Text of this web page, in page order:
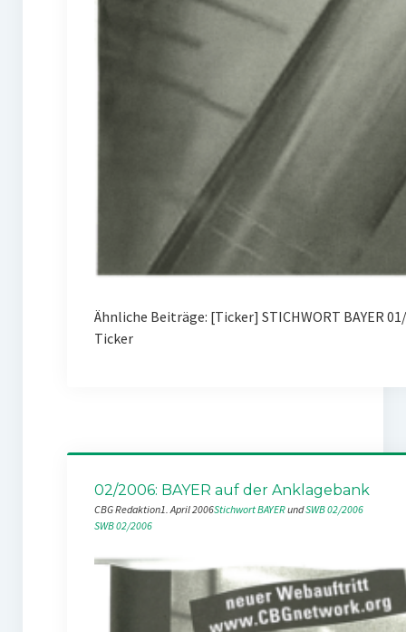
Ähnliche Beiträge: [Ticker] STICHWORT BAYER
Ticker
02/2006: BAYER auf der Anklagebank
CBG Redaktion1. April 2006Stichwort BAYER und SWB 02/2006
SWB 02/2006